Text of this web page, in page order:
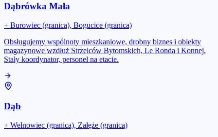
Dąbrówka Mała
+ Burowiec (granica), Bogucice (granica)
Obsługujemy wspólnoty mieszkaniowe, drobny biznes i obiekty
magazynowe wzdłuż Strzelców Bytomskich, Le Ronda i Konnej.
Stały koordynator, personel na etacie.
Dąb
+ Wełnowiec (granica), Załęże (granica)